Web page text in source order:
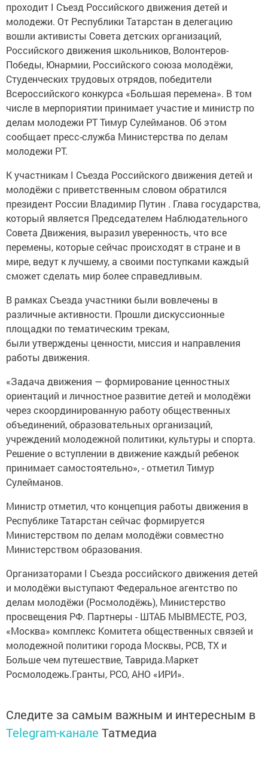
проходит I Съезд Российского движения детей и
молодежи. От Республики Татарстан в делегацию
вошли активисты Совета детских организаций,
Российского движения школьников, Волонтеров-
Победы, Юнармии, Российского союза молодёжи,
Студенческих трудовых отрядов, победители
Всероссийского конкурса «Большая перемена». В том
числе в мерпориятии принимает участие и министр по
делам молодежи РТ Тимур Сулейманов. Об этом
сообщает пресс-служба Министерства по делам
молодежи РТ.
К участникам I Съезда Российского движения детей и
молодёжи с приветственным словом обратился
президент России Владимир Путин . Глава государства,
который является Председателем Наблюдательного
Совета Движения, выразил уверенность, что все
перемены, которые сейчас происходят в стране и в
мире, ведут к лучшему, а своими поступками каждый
сможет сделать мир более справедливым.
В рамках Съезда участники были вовлечены в
различные активности. Прошли дискуссионные
площадки по тематическим трекам,
были утверждены ценности, миссия и направления
работы движения.
«Задача движения — формирование ценностных
ориентаций и личностное развитие детей и молодёжи
через скоординированную работу общественных
объединений, образовательных организаций,
учреждений молодежной политики, культуры и спорта.
Решение о вступлении в движение каждый ребенок
принимает самостоятельно», - отметил Тимур
Сулейманов.
Министр отметил, что концепция работы движения в
Республике Татарстан сейчас формируется
Министерством по делам молодёжи совместно
Министерством образования.
Организаторами I Съезда российского движения детей
и молодёжи выступают Федеральное агентство по
делам молодёжи (Росмолодёжь), Министерство
просвещения РФ. Партнеры - ШТАБ МЫВМЕСТЕ, РОЗ,
«Москва» комплекс Комитета общественных связей и
молодежной политики города Москвы, РСВ, ТХ и
Больше чем путешествие, Таврида.Маркет
Росмолодежь.Гранты, РСО, АНО «ИРИ».
Следите за самым важным и интересным в
Telegram-канале Татмедиа